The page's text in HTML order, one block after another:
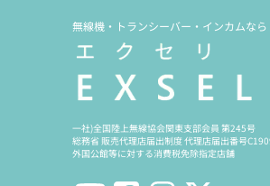
無線機・トランシーバー・インカムなら
一社)全国陸上無線協会関東支部会員 第245号
総務省 販売代理店届出制度 代理店届出番号
外国公館等に対する消費税免除指定店舗